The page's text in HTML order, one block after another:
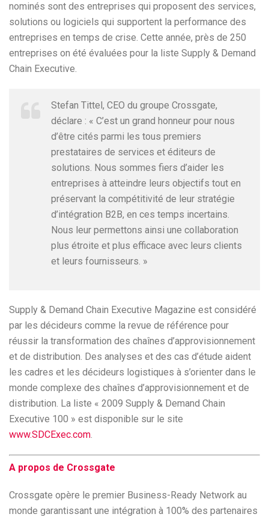
nominés sont des entreprises qui proposent des services,
solutions ou logiciels qui supportent la performance des
entreprises en temps de crise. Cette année, près de 250
entreprises on été évaluées pour la liste Supply & Demand
Chain Executive.
Stefan Tittel, CEO du groupe Crossgate,
déclare : « C’est un grand honneur pour nous
d’être cités parmi les tous premiers
prestataires de services et éditeurs de
solutions. Nous sommes fiers d’aider les
entreprises à atteindre leurs objectifs tout en
préservant la compétitivité de leur stratégie
d’intégration B2B, en ces temps incertains.
Nous leur permettons ainsi une collaboration
plus étroite et plus efficace avec leurs clients
et leurs fournisseurs. »
Supply & Demand Chain Executive Magazine est considéré
par les décideurs comme la revue de référence pour
réussir la transformation des chaînes d’approvisionnement
et de distribution. Des analyses et des cas d’étude aident
les cadres et les décideurs logistiques à s’orienter dans le
monde complexe des chaînes d’approvisionnement et de
distribution. La liste « 2009 Supply & Demand Chain
Executive 100 » est disponible sur le site
www.SDCExec.com.
A propos de Crossgate
Crossgate opère le premier Business-Ready Network au
monde garantissant une intégration à 100% des partenaires